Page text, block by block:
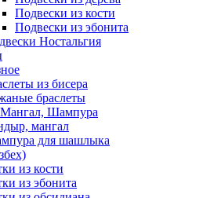
Подвески из кости
Подвески из эбонита
Ностальгия
из бисера
браслеты
Шампура
мангал
для шашлыка
из кости
из эбонита